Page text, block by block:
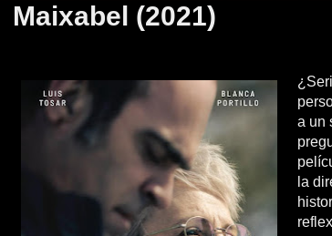
Maixabel (2021)
a un
la